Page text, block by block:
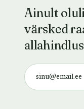
Ainult
värsked